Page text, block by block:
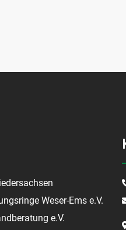
Weser-Ems e.V.
e.V.